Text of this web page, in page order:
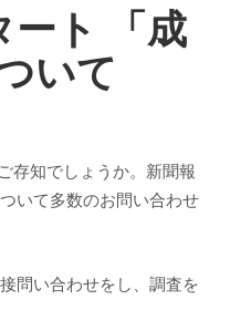
ート 「成
いて
存知でしょうか。新聞報
いて多数のお問い合わせ
問い合わせをし、調査を